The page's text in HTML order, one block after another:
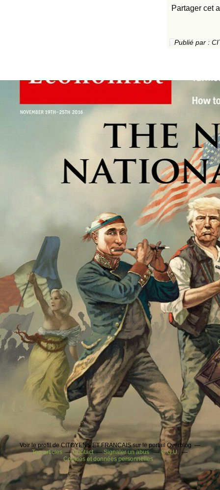
Partager cet
Publié par :
Voir le profil de CITOYENS ET FRANCAIS sur le portail Overblog
Top articles
Contact Signaler un abus
C.G.U.
Cookies et données personnelles